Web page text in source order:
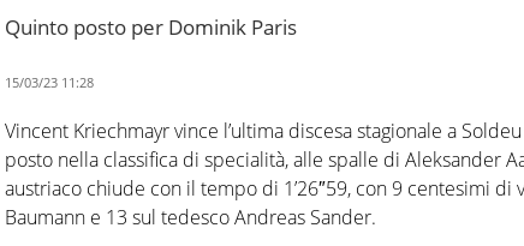
Quinto posto per Dominik Paris
15/03/23 11:28
Vincent Kriechmayr vince l’ultima discesa stagionale a
posto nella classifica di specialità, alle spalle di Aleksander
austriaco chiude con il tempo di 1’26″59, con 9 centesimi di
Baumann e 13 sul tedesco Andreas Sander.